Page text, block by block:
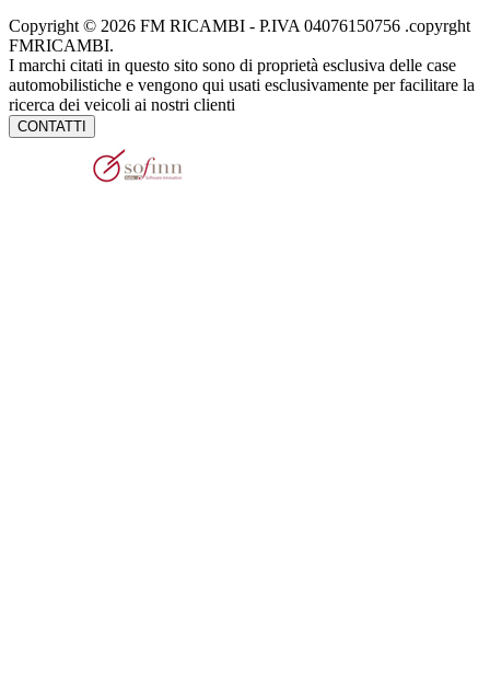
Copyright © 2026 FM RICAMBI - P.IVA 04076150756 .copyrght
FMRICAMBI.
I marchi citati in questo sito sono di proprietà esclusiva delle case
automobilistiche e vengono qui usati esclusivamente per facilitare la
ricerca dei veicoli ai nostri clienti
CONTATTI